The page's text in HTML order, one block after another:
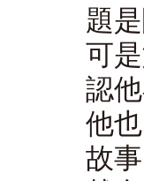
題
可
認
他
故